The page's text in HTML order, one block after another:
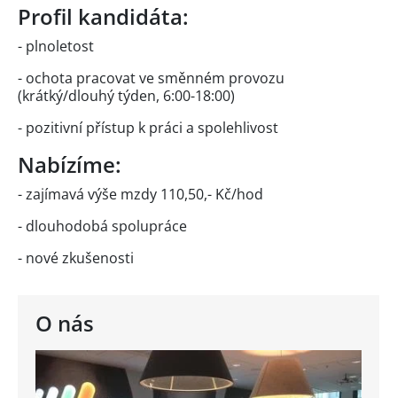
O nás
Profil kandidáta:
- plnoletost
- ochota pracovat ve směnném provozu
(krátký/dlouhý týden, 6:00-18:00)
- pozitivní přístup k práci a spolehlivost
Nabízíme:
- zajímavá výše mzdy 110,50,- Kč/hod
- dlouhodobá spolupráce
- nové zkušenosti